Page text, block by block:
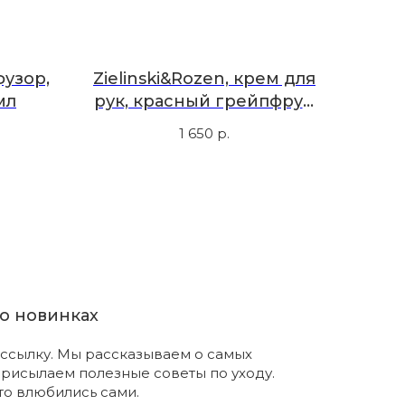
Zielinski&Rozen, крем для
рук, красный грейпфрут,
бергамот, амбра, 50 мл
1 650 р.
новинках
Мы рассказываем о самых
полезные советы по уходу.
влюбились сами.